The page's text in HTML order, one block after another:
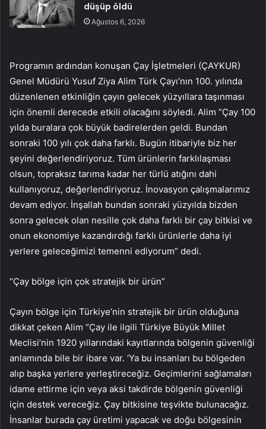
düşüp öldü
Ağustos 6, 2026
Programın ardından konuşan Çay İşletmeleri (ÇAYKUR)
Genel Müdürü Yusuf Ziya Alim Türk Çayı’nın 100. yılında
düzenlenen etkinliğin çayın gelecek yüzyıllara taşınması
için önemli derecede etkili olacağını söyledi. Alim “Çay 100
yılda buralara çok büyük badirelerden geldi. Bundan
sonraki 100 yılı çok daha farklı. Bugün itibariyle biz her
şeyini değerlendiriyoruz. Tüm ürünlerin farklılaşması
olsun, topraksız tarıma kadar her türlü atığını dahi
kullanıyoruz, değerlendiriyoruz. İnovasyon çalışmalarımız
devam ediyor. İnşallah bundan sonraki yüzyılda bizden
sonra gelecek olan nesille çok daha farklı bir çay bitkisi ve
onun ekonomiye kazandırdığı farklı ürünlerle daha iyi
yerlere geleceğimizi temenni ediyorum” dedi.
“Çay bölge için çok stratejik bir ürün”
Çayın bölge için Türkiye’nin stratejik bir ürün olduğuna
dikkat çeken Alim “Çay ile ilgili Türkiye Büyük Millet
Meclisi’nin 1920 yıllarındaki kayıtlarında bölgenin güvenliği
anlamında bile bir ibare var. ‘Ya bu insanları bu bölgeden
alıp başka yerlere yerleştireceğiz. Geçimlerini sağlamaları
idame ettirme için veya aksi takdirde bölgenin güvenliği
için destek vereceğiz. Çay bitkisine teşvikte bulunacağız.
İnsanlar burada çay üretimi yapacak ve doğu bölgesinin